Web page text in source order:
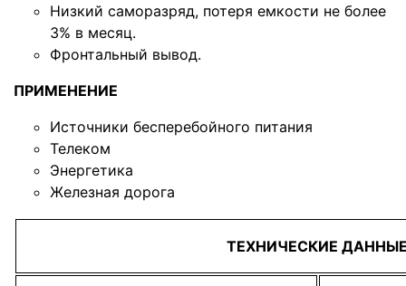
Низкий саморазряд, потеря емкости не более
3% в месяц.
Фронтальный вывод.
ПРИМЕНЕНИЕ
Источники бесперебойного питания
Телеком
Энергетика
Железная дорога
ТЕХНИЧЕСКИЕ